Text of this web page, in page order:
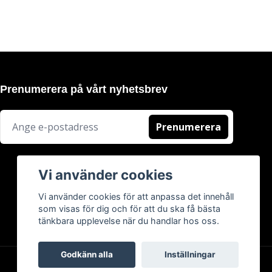
Prenumerera på vårt nyhetsbrev
Prenumerera
Vi använder cookies
Vi använder cookies för att anpassa det innehåll
som visas för dig och för att du ska få bästa
tänkbara upplevelse när du handlar hos oss.
Godkänn alla Inställningar